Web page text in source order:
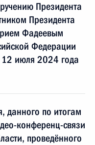
Президента
Президента
Фадеевым
Федерации
12 июля 2024 года
данного по итогам
конференц-связи
проведённого